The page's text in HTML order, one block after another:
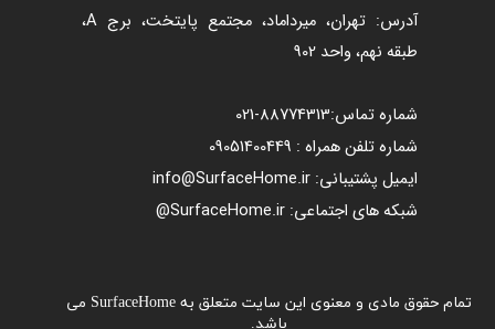
آدرس: تهران، میرداماد، مجتمع پایتخت، برج A،
طبقه نهم، واحد 902
شماره تماس:88774313​​​​​​​
-021​​​​​​​
شماره تلفن همراه : 09051400449
ایمیل پشتیبانی: info@SurfaceHome.ir
شبکه های اجتماعی: SurfaceHome.ir@
تمام حقوق مادی و معنوی این سایت متعلق به SurfaceHome می
باشد.